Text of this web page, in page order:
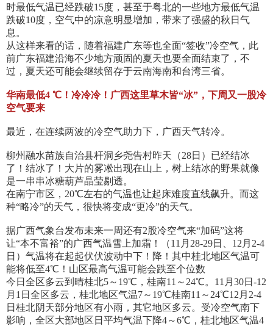
时最低气温已经跌破15度，甚至于粤北的一些地方最低气温
跌破10度，空气中的凉意明显增加，带来了强盛的秋日气
息。
从这样来看的话，随着福建广东等也全面“签收”冷空气，此
前广东福建沿海不少地方顽固的夏天也要全面结束了，不
过，夏天还可能会继续留存于云南海南和台湾三省。
华南最低4 ℃！冷冷冷！广西这里草木皆“冰”，下周又一股冷
空气要来
最近，在连续两波的冷空气助力下，广西天气转冷。
柳州融水苗族自治县杆洞乡尧告村昨天（28日）已经结冰
了！结冰了！大片的雾凇出现在山上，树上结冰的野果就像
是一串串冰糖葫芦晶莹剔透。
在南宁市区，20℃左右的气温也让起床难度直线飙升。而这
种“略冷”的天气，很快将变成“更冷”的天气。
据广西气象台发布未来一周还有2股冷空气来“加码”这将
让“本不富裕”的广西气温雪上加霜！（11月28-29日、12月2-4
日）气温将在起起伏伏波动中下！降！其中桂北地区气温可
能将低至4℃！山区最高气温可能会跌至个位数
今日全区多云到晴桂北5～19℃，桂南11～24℃。11月30日-12
月1日全区多云，桂北地区气温7～19℃桂南11～24℃12月2-4
日桂北阴天部分地区有小雨，其它地区多云。受冷空气南下
影响，全区大部地区日平均气温下降4～6℃，桂北地区气温4